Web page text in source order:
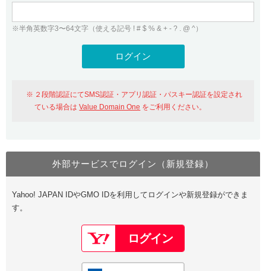
WHOIS検索
Value Domainにログイン
おすすめ One レンタルサーバーを含む最新の機能を使う方
Value Domain Oneにログイン
Google
GMO ID Amazon
Value Domain Oneアカウント作成
以下でも登録可能
Google Yahoo!
※半角英数字3〜64文字（使える記号 ! # $ % & + - ? . @ ^）
２段階認証にてSMS認証・アプリ認証・パスキー認証を設定され
ている場合はValue Domain One をご利用ください。
外部サービスでログイン（新規登録）
Yahoo! JAPAN IDやGMO IDを利用してログインや新規登録ができま
す。